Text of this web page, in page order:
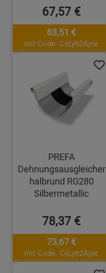
67,57 €
63,51 €
mit Code: CxLyh2Ajne
PREFA
Dehnungsausgleicher
halbrund RG280
Silbermetallic
78,37 €
73,67 €
mit Code: CxLyh2Ajne